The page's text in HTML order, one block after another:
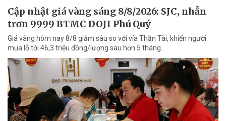
Cập nhật giá vàng sáng 8/8/2026: SJC, nhẫn
trơn 9999 BTMC DOJI Phú Quý
Giá vàng hôm nay 8/8 giảm sâu so với vía Thần Tài, khiến người
mua lỗ tới 46,3 triệu đồng/lượng sau hơn 5 tháng.